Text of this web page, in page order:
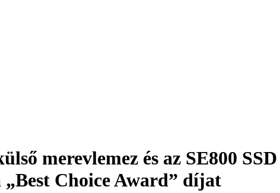
merevlemez és az SE800
Choice Award” díjat